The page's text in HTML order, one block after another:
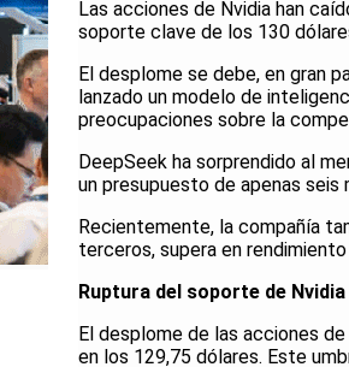
Las acciones de Nvidia han
soporte clave de los 130
El desplome se debe, en gran
lanzado un modelo de
preocupaciones sobre la
DeepSeek ha sorprendido al
un presupuesto de apenas seis
Recientemente, la compañía
terceros, supera en
Ruptura del soporte de Nvidia
El desplome de las acciones
en los 129,75 dólares. Este